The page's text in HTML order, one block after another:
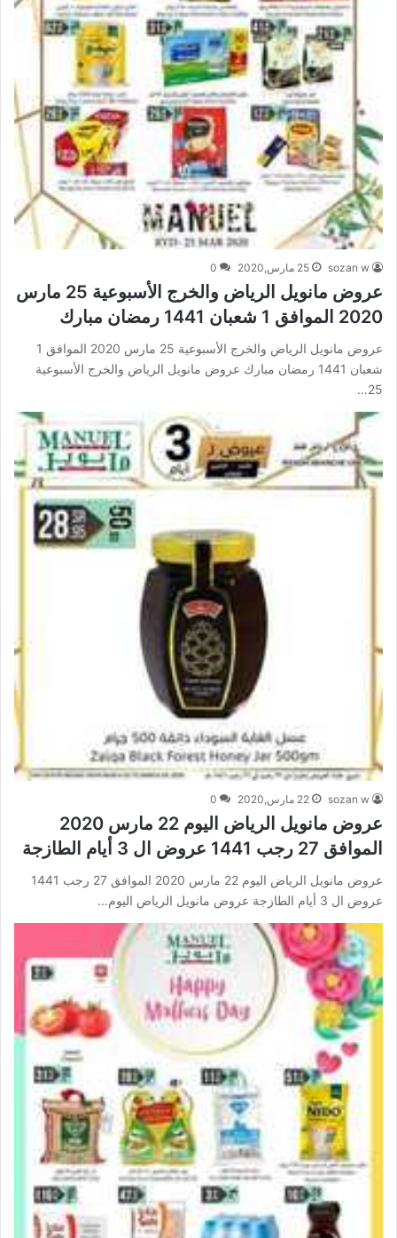
sozan w 25 مارس,2020 0
عروض مانويل الرياض والخرج الأسبوعية 25 مارس
2020 الموافق 1 شعبان 1441 رمضان مبارك
عروض مانويل الرياض والخرج الأسبوعية 25 مارس 2020 الموافق 1
شعبان 1441 رمضان مبارك عروض مانويل الرياض والخرج الأسبوعية
25…
sozan w 22 مارس,2020 0
عروض مانويل الرياض اليوم 22 مارس 2020
الموافق 27 رجب 1441 عروض ال 3 أيام الطازجة
عروض مانويل الرياض اليوم 22 مارس 2020 الموافق 27 رجب 1441
عروض ال 3 أيام الطازجة عروض مانويل الرياض اليوم…